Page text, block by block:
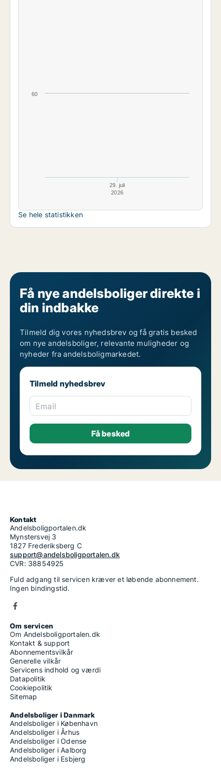
29. juli
2026
60
Se hele statistikken
Få nye andelsboliger direkte i
din indbakke
Tilmeld dig vores nyhedsbrev og få gratis besked
om nye andelsboliger, relevante muligheder og
nyheder fra andelsboligmarkedet.
Tilmeld nyhedsbrev
Email
Kontakt
Andelsboligportalen.dk
Mynstersvej 3
1827 Frederiksberg C
support@andelsboligportalen.dk
CVR: 38854925
Fuld adgang til servicen kræver et løbende abonnement.
Ingen bindingstid.
Om servicen
Om Andelsboligportalen.dk
Kontakt & support
Abonnementsvilkår
Generelle vilkår
Servicens indhold og værdi
Datapolitik
Cookiepolitik
Sitemap
Andelsboliger i Danmark
Andelsboliger i København
Andelsboliger i Århus
Andelsboliger i Odense
Andelsboliger i Aalborg
Andelsboliger i Esbjerg